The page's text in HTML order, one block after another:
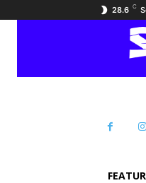
28.6 C